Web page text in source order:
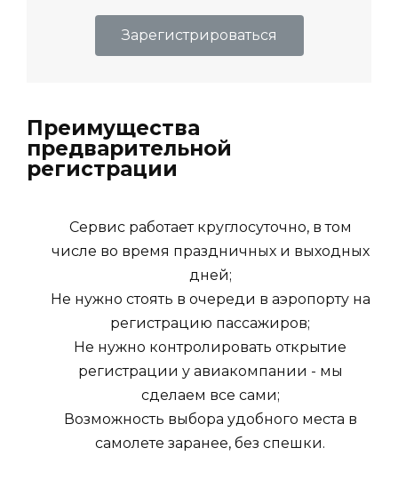
Зарегистрироваться
Преимущества
предварительной
регистрации
Сервис работает круглосуточно, в том
числе во время праздничных и выходных
дней;
Не нужно стоять в очереди в аэропорту на
регистрацию пассажиров;
Не нужно контролировать открытие
регистрации у авиакомпании - мы
сделаем все сами;
Возможность выбора удобного места в
самолете заранее, без спешки.